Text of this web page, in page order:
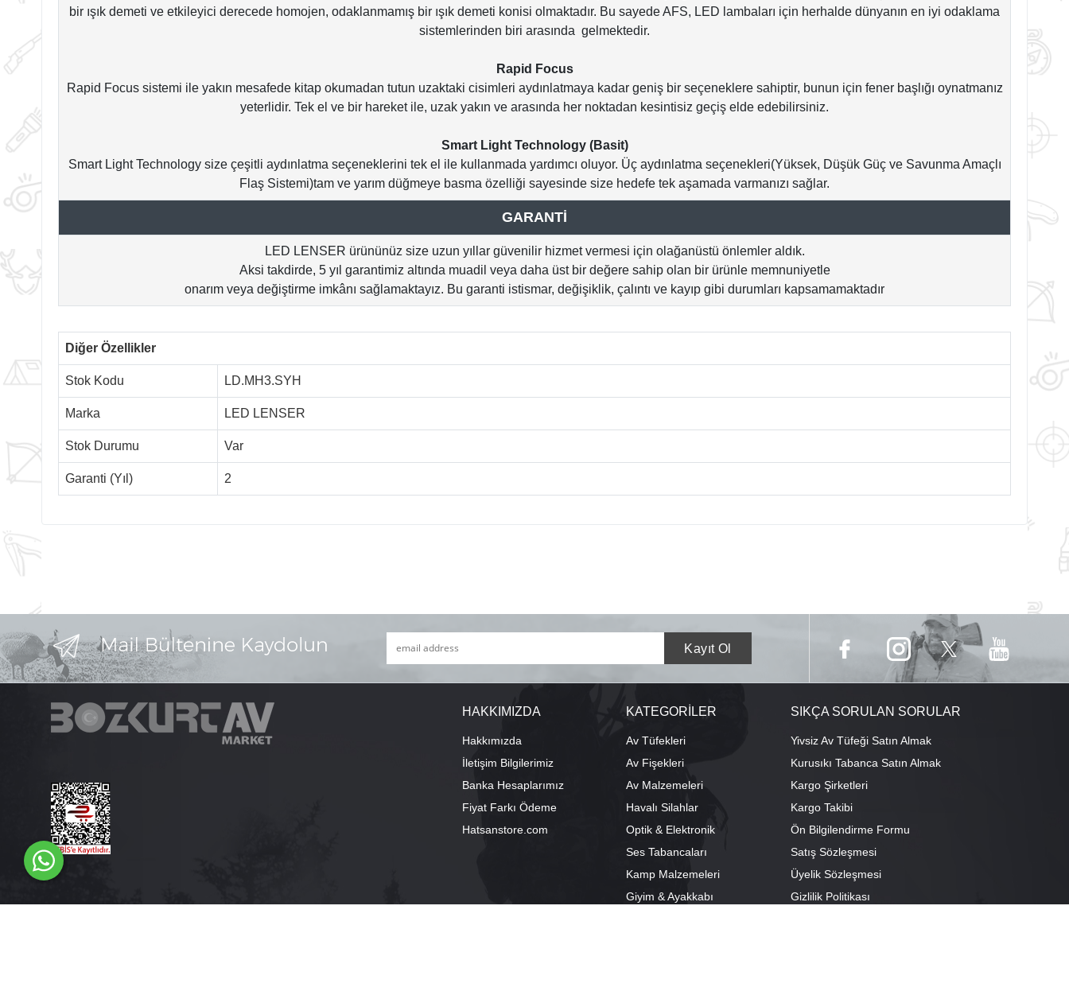
bir ışık demeti ve etkileyici derecede homojen, odaklanmamış bir ışık demeti konisi olmaktadır. Bu sayede AFS, LED lambaları için herhalde dünyanın en iyi odaklama
sistemlerinden biri arasında gelmektedir.
Rapid Focus
Rapid Focus sistemi ile yakın mesafede kitap okumadan tutun uzaktaki cisimleri aydınlatmaya kadar geniş bir seçeneklere sahiptir, bunun için fener başlığı oynatmanız
yeterlidir. Tek el ve bir hareket ile, uzak yakın ve arasında her noktadan kesintisiz geçiş elde edebilirsiniz.
Smart Light Technology (Basit)
Smart Light Technology size çeşitli aydınlatma seçeneklerini tek el ile kullanmada yardımcı oluyor. Üç aydınlatma seçenekleri(Yüksek, Düşük Güç ve Savunma Amaçlı
Flaş Sistemi)tam ve yarım düğmeye basma özelliği sayesinde size hedefe tek aşamada varmanızı sağlar.
GARANTİ
LED LENSER ürününüz size uzun yıllar güvenilir hizmet vermesi için olağanüstü önlemler aldık.
Aksi takdirde, 5 yıl garantimiz altında muadil veya daha üst bir değere sahip olan bir ürünle memnuniyetle
onarım veya değiştirme imkânı sağlamaktayız. Bu garanti istismar, değişiklik, çalıntı ve kayıp gibi durumları kapsamamaktadır
Diğer Özellikler
Stok Kodu LD.MH3.SYH
Marka LED LENSER
Stok Durumu Var
Garanti (Yıl) 2
HAKKIMIZDA
Hakkımızda
İletişim Bilgilerimiz
Banka Hesaplarımız
Fiyat Farkı Ödeme
Hatsanstore.com
KATEGORİLER
Av Tüfekleri
Av Fişekleri
Av Malzemeleri
Havalı Silahlar
Optik & Elektronik
Ses Tabancaları
Kamp Malzemeleri
Giyim & Ayakkabı
SIKÇA SORULAN SORULAR
Yivsiz Av Tüfeği Satın Almak
Kurusıkı Tabanca Satın Almak
Kargo Şirketleri
Kargo Takibi
Ön Bilgilendirme Formu
Satış Sözleşmesi
Üyelik Sözleşmesi
Gizlilik Politikası